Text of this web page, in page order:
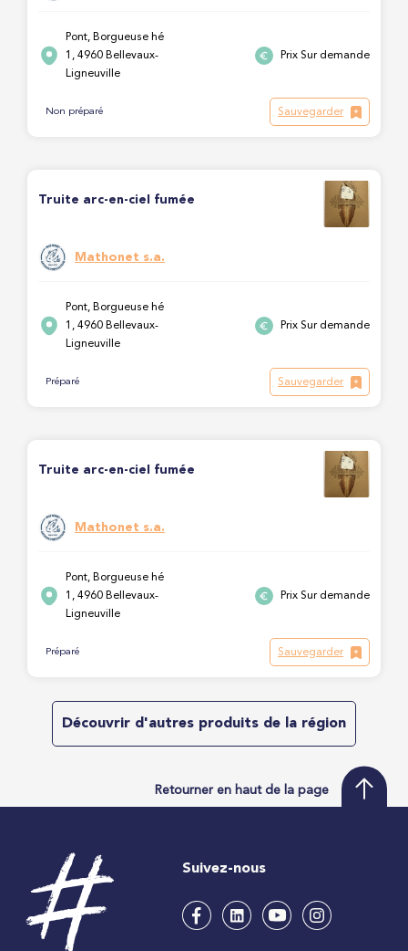
Pont, Borgueuse hé
1, 4960 Bellevaux-
Ligneuville
Prix Sur demande
Non préparé Sauvegarder
Truite arc-en-ciel fumée
Mathonet s.a.
Pont, Borgueuse hé
1, 4960 Bellevaux-
Ligneuville
Prix Sur demande
Préparé Sauvegarder
Truite arc-en-ciel fumée
Mathonet s.a.
Pont, Borgueuse hé
1, 4960 Bellevaux-
Ligneuville
Prix Sur demande
Préparé Sauvegarder
Découvrir d'autres produits de la région
Retourner en haut de la page
Suivez-nous